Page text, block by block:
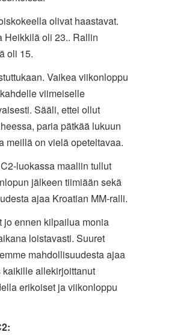
olivat haastavat.
Heikkilä oli 23.. Rallin
oli 15.
Vaikea viikonloppu
viimeiselle
Sääli, ettei ollut
paria pätkää lukuun
meillä on vielä opeteltavaa.
luokassa maaliin tullut
jälkeen tiimiään sekä
ajaa Kroatian MM-ralli.
jo ennen kilpailua monia
loistavasti. Suuret
mahdollisuudesta ajaa
allekirjoittanut
erikoiset ja viikonloppu